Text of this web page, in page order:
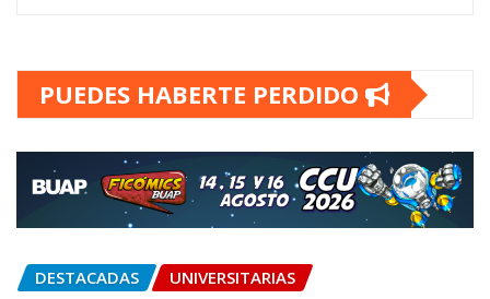
PUEDES HABERTE PERDIDO
DESTACADAS UNIVERSITARIAS